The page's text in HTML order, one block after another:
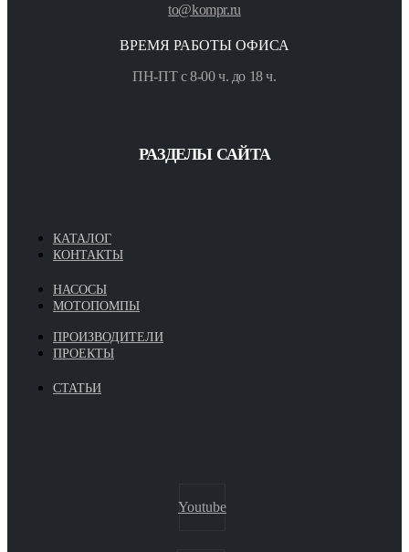
to@kompr.ru
ВРЕМЯ РАБОТЫ ОФИСА
ПН-ПТ с 8-00 ч. до 18 ч.
РАЗДЕЛЫ САЙТА
КАТАЛОГ
КОНТАКТЫ
НАСОСЫ
МОТОПОМПЫ
ПРОИЗВОДИТЕЛИ
ПРОЕКТЫ
СТАТЬИ
Youtube